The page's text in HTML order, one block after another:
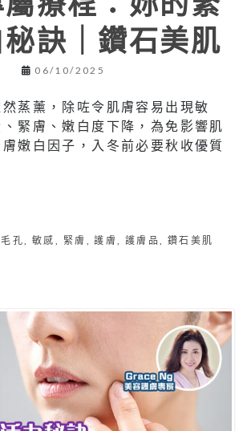
訣｜鑽石美肌
06/10/2025
蒸薰，除咗令肌膚容易出現敏
緊膚、嫩白度下降，為免影響肌
嫩白因子，入冬前必要秋收優質
孔,敏感 , 緊膚 ,護膚, 護膚品, 鑽石美肌